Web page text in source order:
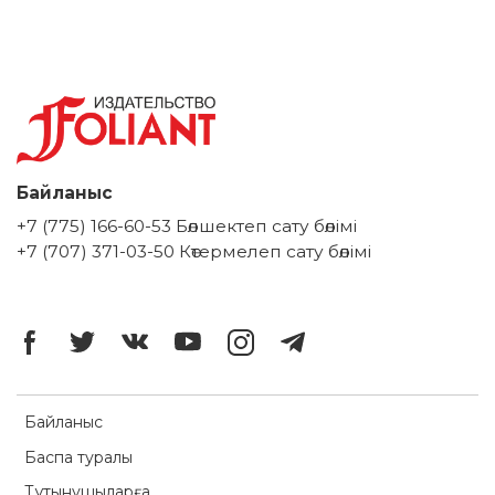
Байланыс
Баспа туралы
Байланыс
+7 (775) 166-60-53 Бөлшектеп сату бөлімі
+7 (707) 371-03-50 Көтермелеп сату бөлімі